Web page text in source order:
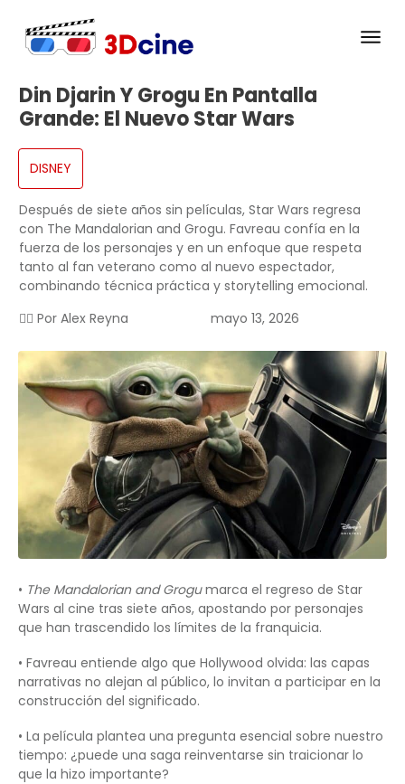
Din Djarin Y Grogu En Pantalla
Grande: El Nuevo Star Wars
DISNEY
Después de siete años sin películas, Star Wars regresa
con The Mandalorian and Grogu. Favreau confía en la
fuerza de los personajes y en un enfoque que respeta
tanto al fan veterano como al nuevo espectador,
combinando técnica práctica y storytelling emocional.
✍🏻 Por Alex Reyna mayo 13, 2026
• The Mandalorian and Grogumarca el regreso de Star
Wars al cine tras siete años, apostando por personajes
que han trascendido los límites de la franquicia.
• Favreau entiende algo que Hollywood olvida: las capas
narrativas no alejan al público, lo invitan a participar en la
construcción del significado.
• La película plantea una pregunta esencial sobre nuestro
tiempo: ¿puede una saga reinventarse sin traicionar lo
que la hizo importante?